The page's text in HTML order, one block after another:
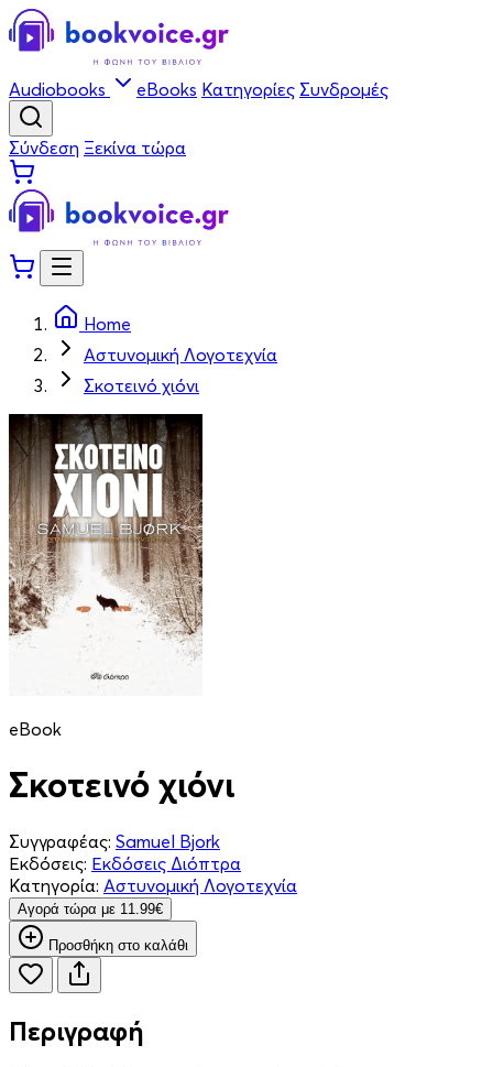
Audiobooks eBooks Κατηγορίες Συνδρομές
Σύνδεση Ξεκίνα τώρα
Home
Αστυνομική Λογοτεχνία
Σκοτεινό χιόνι
eBook
Σκοτεινό χιόνι
Συγγραφέας: Samuel Bjork
Εκδόσεις: Εκδόσεις Διόπτρα
Κατηγορία: Αστυνομική Λογοτεχνία
Aγορά τώρα με 11.99€
Προσθήκη στο καλάθι
Περιγραφή